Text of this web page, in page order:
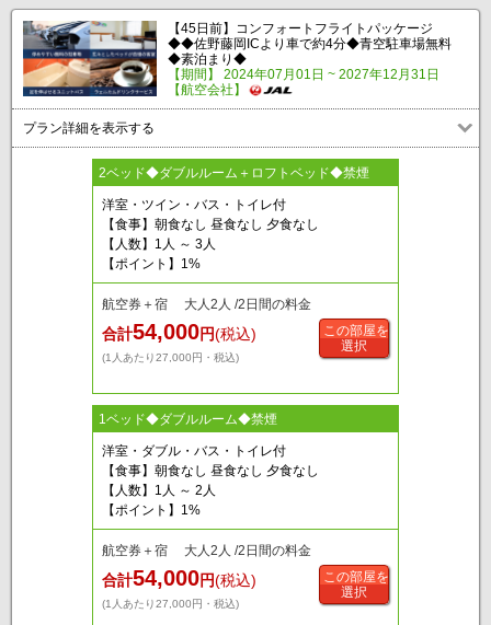
【45日前】コンフォートフライトパッケージ
◆◆佐野藤岡ICより車で約4分◆青空駐車場無料
◆素泊まり◆
【期間】 2024年07月01日 ~ 2027年12月31日
【航空会社】
プラン詳細を表示する
2ベッド◆ダブルルーム＋ロフトベッド◆禁煙
洋室・ツイン・バス・トイレ付
【食事】朝食なし 昼食なし 夕食なし
【人数】1人 ～ 3人
【ポイント】1%
航空券＋宿 大人2人 /2日間の料金
合計54,000円(税込)
(1人あたり27,000円・税込)
この部屋を
選択
1ベッド◆ダブルルーム◆禁煙
洋室・ダブル・バス・トイレ付
【食事】朝食なし 昼食なし 夕食なし
【人数】1人 ～ 2人
【ポイント】1%
航空券＋宿 大人2人 /2日間の料金
合計54,000円(税込)
(1人あたり27,000円・税込)
この部屋を
選択